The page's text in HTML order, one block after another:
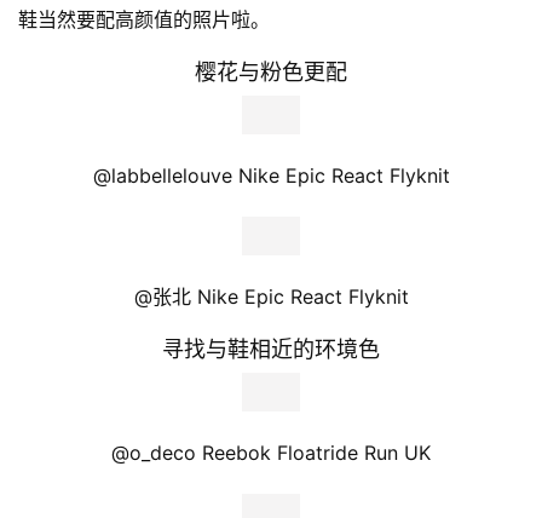
@biang HOKA ONE ONE Speedgoat 2
把相机放低，增强视觉冲击